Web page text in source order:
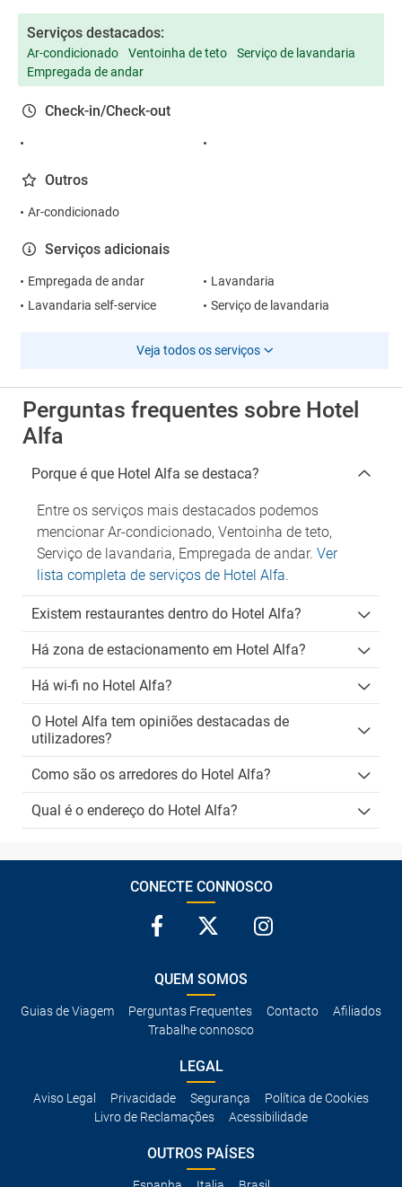
Serviços destacados:
Ar-condicionado Ventoinha de teto
Serviço de lavandaria
Empregada de andar
Check-in/Check-out
Outros
Ar-condicionado
Serviços adicionais
Empregada de andar
Lavandaria
Lavandaria self-service
Serviço de lavandaria
Veja todos os serviços
Perguntas frequentes sobre Hotel
Alfa
Porque é que Hotel Alfa se destaca?
Entre os serviços mais destacados podemos
mencionar Ar-condicionado, Ventoinha de teto,
Serviço de lavandaria, Empregada de andar. Ver
lista completa de serviços de Hotel Alfa.
Existem restaurantes dentro do Hotel Alfa?
Há zona de estacionamento em Hotel Alfa?
Há wi-fi no Hotel Alfa?
O Hotel Alfa tem opiniões destacadas de
utilizadores?
Como são os arredores do Hotel Alfa?
Qual é o endereço do Hotel Alfa?
CONECTE CONNOSCO
QUEM SOMOS
Guias de Viagem Perguntas Frequentes Contacto
Afiliados
Trabalhe connosco
LEGAL
Aviso Legal Privacidade Segurança
Política de Cookies
Livro de Reclamações
Acessibilidade
OUTROS PAÍSES